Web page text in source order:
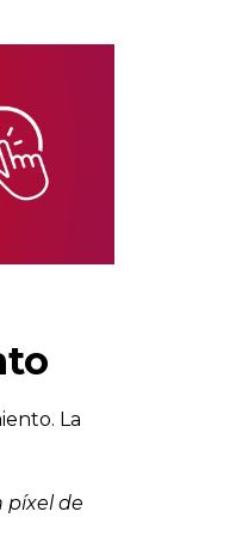
La
píxel de